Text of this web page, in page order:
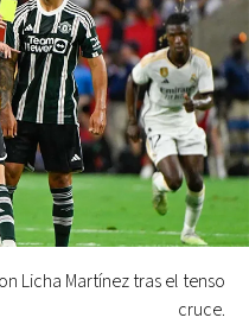
Licha Martínez tras el tenso
cruce.